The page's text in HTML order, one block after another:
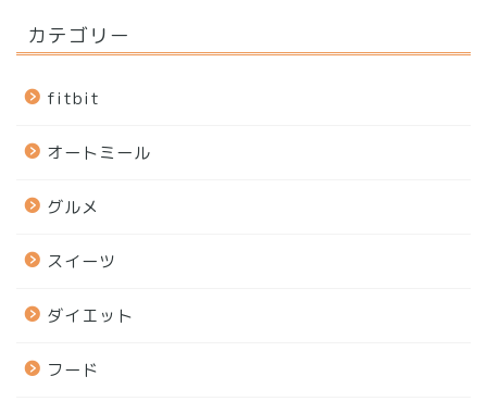
カテゴリー
fitbit
オートミール
グルメ
スイーツ
ダイエット
フード